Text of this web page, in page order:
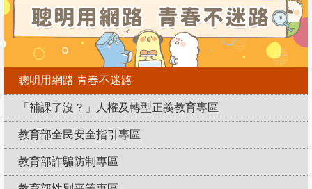
聰明用網路 青春不迷路
「補課了沒？」人權及轉型正義教育專區
教育部全民安全指引專區
教育部詐騙防制專區